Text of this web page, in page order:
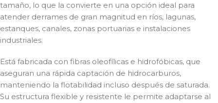
tamaño, lo que la convierte en una opción ideal para
atender derrames de gran magnitud en ríos, lagunas,
estanques, canales, zonas portuarias e instalaciones
industriales.
Está fabricada con fibras oleofílicas e hidrofóbicas, que
aseguran una rápida captación de hidrocarburos,
manteniendo la flotabilidad incluso después de saturada.
Su estructura flexible y resistente le permite adaptarse al